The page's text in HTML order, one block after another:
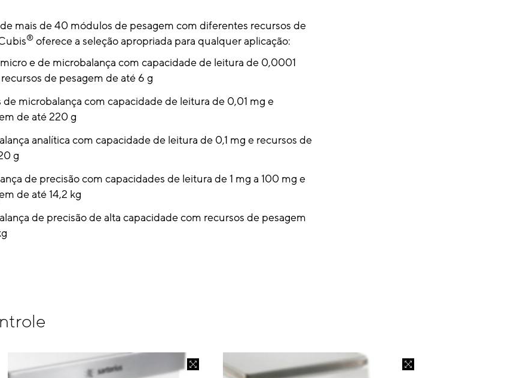
mais de 40 módulos de pesagem com diferentes recursos de
® oferece a seleção apropriada para qualquer aplicação:
e de microbalança com capacidade de leitura de 0,0001
de pesagem de até 6 g
de microbalança com capacidade de leitura de 0,01 mg e
de até 220 g
analítica com capacidade de leitura de 0,1 mg e recursos de
g
de precisão com capacidades de leitura de 1 mg a 100 mg e
de até 14,2 kg
de precisão de alta capacidade com recursos de pesagem